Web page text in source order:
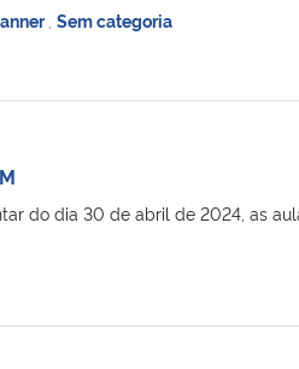
Sem categoria
dia 30 de abril de 2024, as